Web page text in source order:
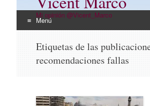
Mi opinión @Vicent_Marco
Menú
contenido
Etiquetas de las
recomendaciones fallas